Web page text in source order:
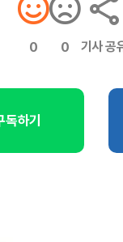
0 0 기사 공
독하기